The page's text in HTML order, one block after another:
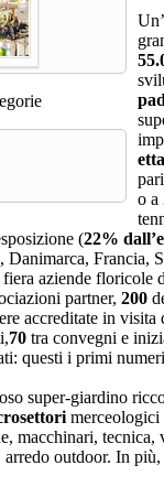
o a
(22%
Danimarca, Francia,
aziende floricole
partner, 200
accreditate in visita
70 tra convegni e
questi i primi
super-giardino
macchinari, tecnica,
outdoor. In più,